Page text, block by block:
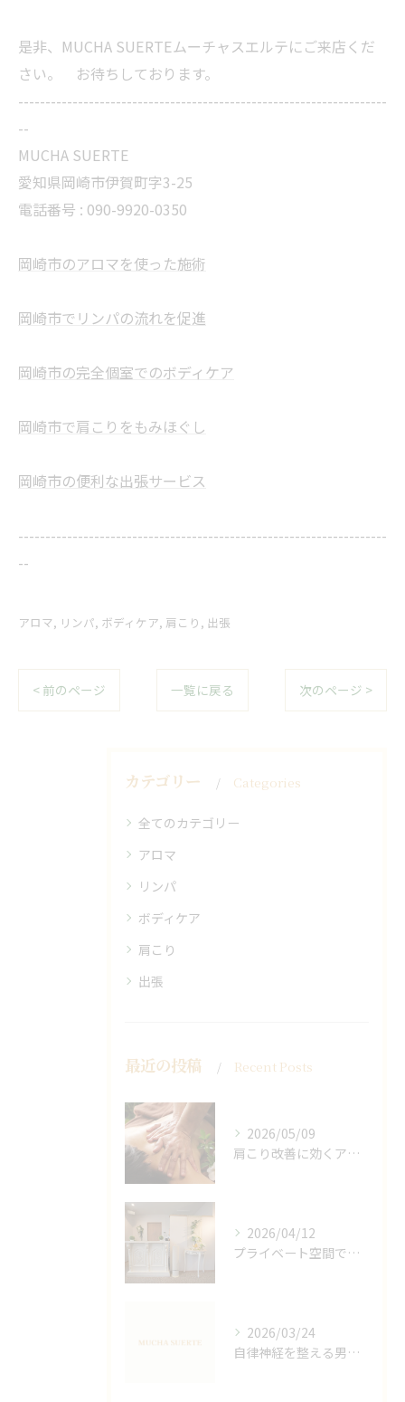
是非、MUCHA SUERTEムーチャスエルテにご来店くだ
さい。 お待ちしております。
--------------------------------------------------------------------
--
MUCHA SUERTE
愛知県岡崎市伊賀町字3-25
電話番号 : 090-9920-0350
岡崎市のアロマを使った施術
岡崎市でリンパの流れを促進
岡崎市の完全個室でのボディケア
岡崎市で肩こりをもみほぐし
岡崎市の便利な出張サービス
--------------------------------------------------------------------
--
アロマ リンパ ボディケア 肩こり 出張
< 前のページ 一覧に戻る 次のページ >
カテゴリー Categories
全てのカテゴリー
アロマ
リンパ
ボディケア
肩こり
出張
最近の投稿 Recent Posts
2026/05/09
肩こり改善に効くアロマリンパの手技と効果
2026/04/12
プライベート空間で極上アロマリンパケアの効果
2026/03/24
自律神経を整える男性オイルマッサージ